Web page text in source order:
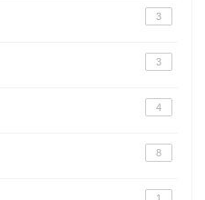
3
3
4
8
1